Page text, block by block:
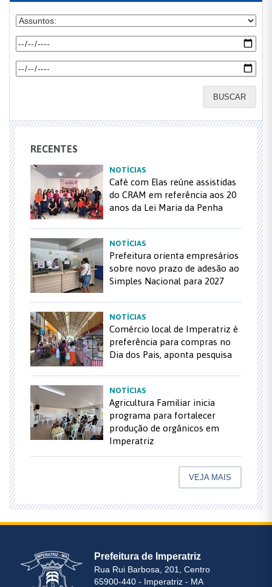
BUSCAR
RECENTES
NOTÍCIAS
Café com Elas reúne assistidas
do CRAM em referência aos 20
anos da Lei Maria da Penha
NOTÍCIAS
Prefeitura orienta empresários
sobre novo prazo de adesão ao
Simples Nacional para 2027
NOTÍCIAS
Comércio local de Imperatriz é
preferência para compras no
Dia dos Pais, aponta pesquisa
NOTÍCIAS
Agricultura Familiar inicia
programa para fortalecer
produção de orgânicos em
Imperatriz
VEJA MAIS
Prefeitura de Imperatriz
Rua Rui Barbosa, 201, Centro
65900-440 - Imperatriz - MA